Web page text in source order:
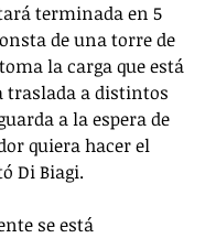
terminada en 5
de una torre de
la carga que está
traslada a distintos
a la espera de
quiera hacer el
Di Biagi.
se está